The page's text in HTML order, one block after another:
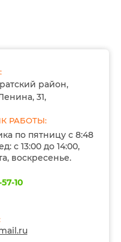
район,
31,
РАБОТЫ:
по пятницу с 8:48
с 13:00 до 14:00,
воскресенье.
10